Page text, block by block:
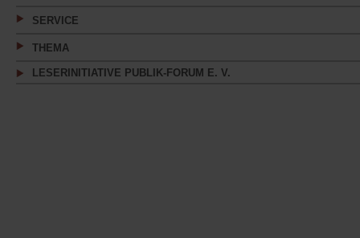
SERVICE
THEMA
LESERINITIATIVE PUBLIK-FORUM E. V.